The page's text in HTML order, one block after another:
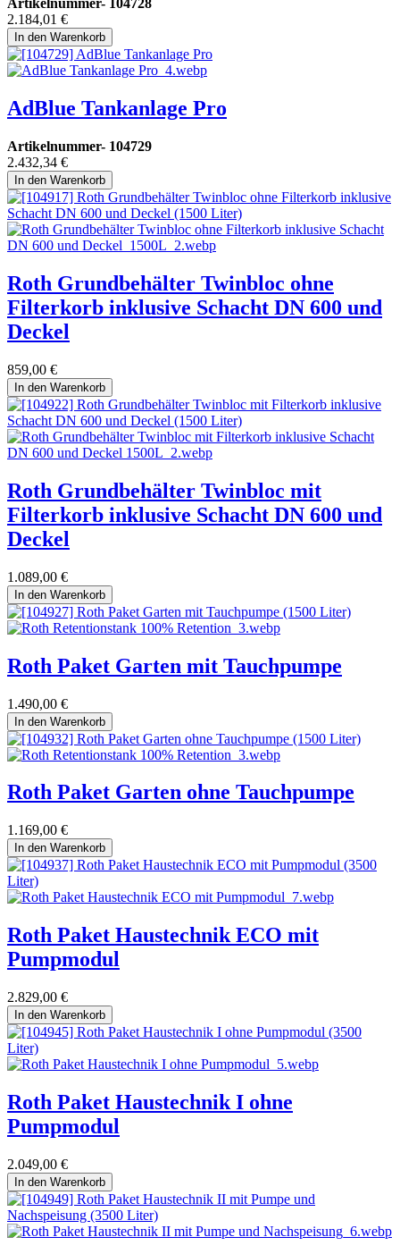
Artikelnummer-
104728
2.184,01 €
In den Warenkorb
AdBlue Tankanlage Pro
Artikelnummer- 104729
2.432,34 €
In den Warenkorb
Roth Grundbehälter Twinbloc ohne
Filterkorb inklusive Schacht DN 600 und
Deckel
859,00 €
In den Warenkorb
Roth Grundbehälter Twinbloc mit
Filterkorb inklusive Schacht DN 600 und
Deckel
1.089,00 €
In den Warenkorb
Roth Paket Garten mit Tauchpumpe
1.490,00 €
In den Warenkorb
Roth Paket Garten ohne Tauchpumpe
1.169,00 €
In den Warenkorb
Roth Paket Haustechnik ECO mit
Pumpmodul
2.829,00 €
In den Warenkorb
Roth Paket Haustechnik I ohne
Pumpmodul
2.049,00 €
In den Warenkorb